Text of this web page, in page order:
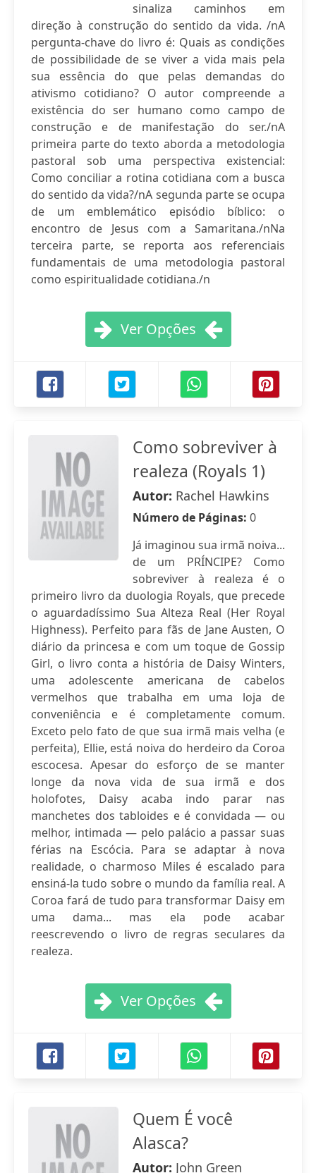
sinaliza caminhos em
direção à construção do sentido da vida. /nA
pergunta-chave do livro é: Quais as condições
de possibilidade de se viver a vida mais pela
sua essência do que pelas demandas do
ativismo cotidiano? O autor compreende a
existência do ser humano como campo de
construção e de manifestação do ser./nA
primeira parte do texto aborda a metodologia
pastoral sob uma perspectiva existencial:
Como conciliar a rotina cotidiana com a busca
do sentido da vida?/nA segunda parte se ocupa
de um emblemático episódio bíblico: o
encontro de Jesus com a Samaritana./nNa
terceira parte, se reporta aos referenciais
fundamentais de uma metodologia pastoral
como espiritualidade cotidiana./n
Ver Opções
Como sobreviver à
realeza (Royals 1)
Autor: Rachel Hawkins
Número de Páginas: 0
Já imaginou sua irmã noiva...
de um PRÍNCIPE? Como
sobreviver à realeza é o
primeiro livro da duologia Royals, que precede
o aguardadíssimo Sua Alteza Real (Her Royal
Highness). Perfeito para fãs de Jane Austen, O
diário da princesa e com um toque de Gossip
Girl, o livro conta a história de Daisy Winters,
uma adolescente americana de cabelos
vermelhos que trabalha em uma loja de
conveniência e é completamente comum.
Exceto pelo fato de que sua irmã mais velha (e
perfeita), Ellie, está noiva do herdeiro da Coroa
escocesa. Apesar do esforço de se manter
longe da nova vida de sua irmã e dos
holofotes, Daisy acaba indo parar nas
manchetes dos tabloides e é convidada — ou
melhor, intimada — pelo palácio a passar suas
férias na Escócia. Para se adaptar à nova
realidade, o charmoso Miles é escalado para
ensiná-la tudo sobre o mundo da família real. A
Coroa fará de tudo para transformar Daisy em
uma dama... mas ela pode acabar
reescrevendo o livro de regras seculares da
realeza.
Ver Opções
Quem É você
Alasca?
Autor: John Green